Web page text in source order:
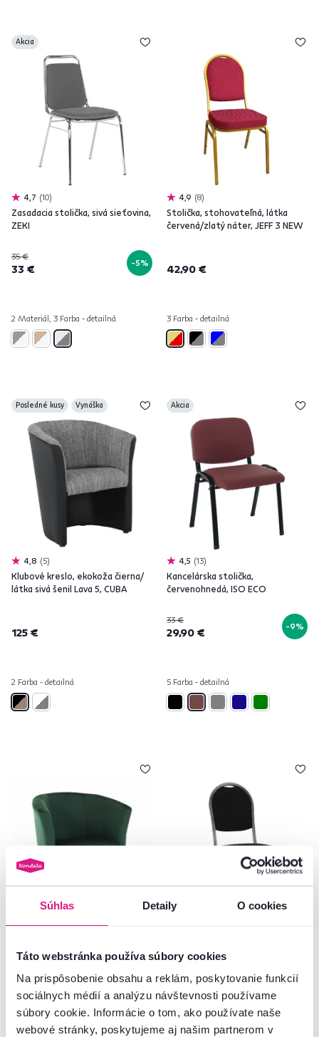
Súhlas Detaily O cookies
Táto webstránka používa súbory cookies
Na prispôsobenie obsahu a reklám, poskytovanie funkcií
sociálnych médií a analýzu návštevnosti používame
súbory cookie. Informácie o tom, ako používate naše
webové stránky, poskytujeme aj našim partnerom v
Akcia
4,7 10
Zasadacia stolička, sivá sieťovina,
ZEKI
35 €
33 € -5%
2 Materiál, 3 Farba - detailná
4,9 8
Stolička, stohovateľná, látka
červená/zlatý náter, JEFF 3 NEW
42,90 €
3 Farba - detailná
Posledné kusy Vynáška
4,8 5
Klubové kreslo, ekokoža čierna/
látka sivá šenil Lava 5, CUBA
125 €
2 Farba - detailná
Akcia
4,5 13
Kancelárska stolička,
červenohnedá, ISO ECO
33 €
29,90 € -9%
5 Farba - detailná
4,8 37
látka, CUBA
119 €
čierna /sivý rám, JEFF 3 NEW
42,90 €